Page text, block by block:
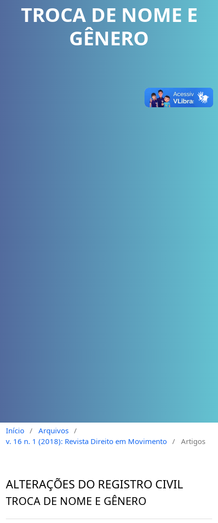
TROCA DE NOME E
GÊNERO
Início / Arquivos /
v. 16 n. 1 (2018): Revista Direito em Movimento / Artigos
ALTERAÇÕES DO REGISTRO CIVIL
TROCA DE NOME E GÊNERO